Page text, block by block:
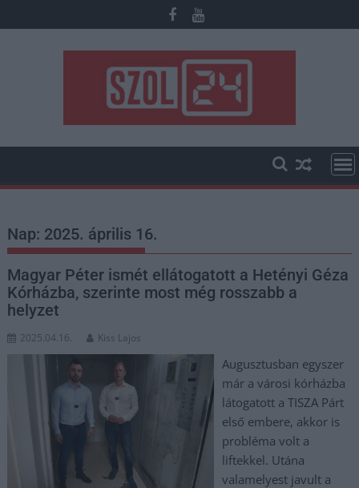
to
Nap: 2025. április 16.
Magyar Péter ismét ellátogatott a Hetényi Géza
Kórházba, szerinte most még rosszabb a
helyzet
2025.04.16. Kiss Lajos
Augusztusban egyszer
már a városi kórházba
látogatott a TISZA Párt
első embere, akkor is
probléma volt a
liftekkel. Utána
valamelyest javult a